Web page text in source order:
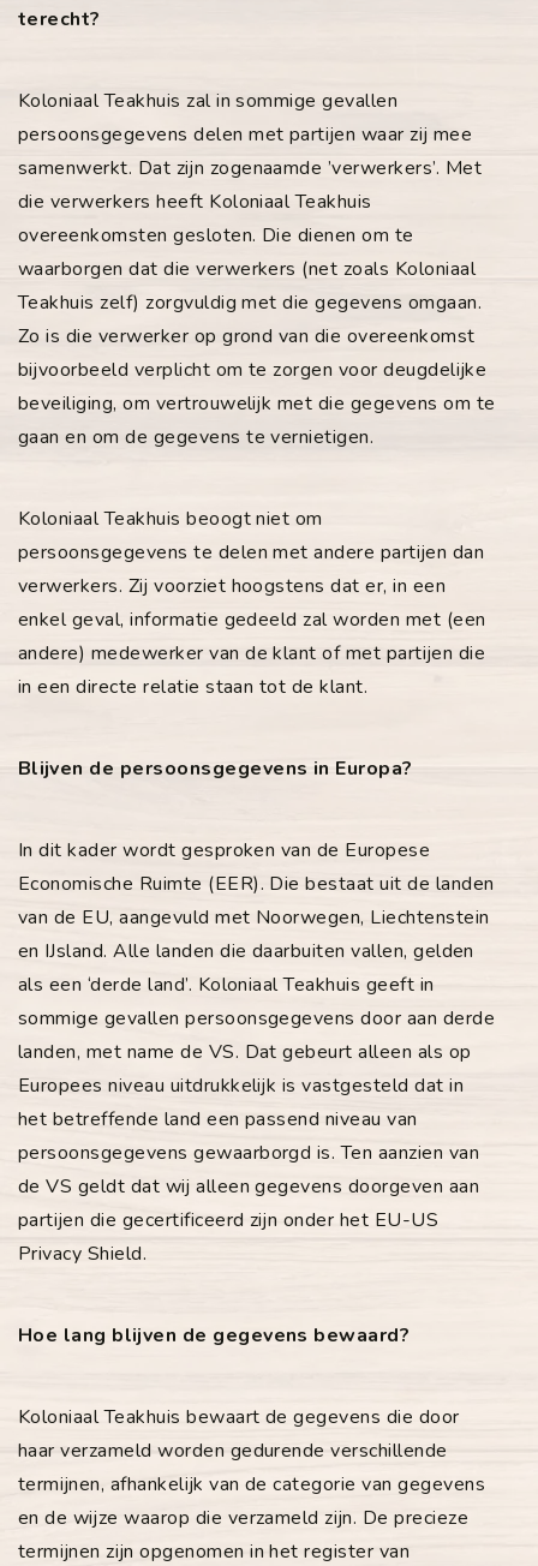
terecht?
Koloniaal Teakhuis zal in sommige gevallen
persoonsgegevens delen met partijen waar zij mee
samenwerkt. Dat zijn zogenaamde ’verwerkers’. Met
die verwerkers heeft Koloniaal Teakhuis
overeenkomsten gesloten. Die dienen om te
waarborgen dat die verwerkers (net zoals Koloniaal
Teakhuis zelf) zorgvuldig met die gegevens omgaan.
Zo is die verwerker op grond van die overeenkomst
bijvoorbeeld verplicht om te zorgen voor deugdelijke
beveiliging, om vertrouwelijk met die gegevens om te
gaan en om de gegevens te vernietigen.
Koloniaal Teakhuis beoogt niet om
persoonsgegevens te delen met andere partijen dan
verwerkers. Zij voorziet hoogstens dat er, in een
enkel geval, informatie gedeeld zal worden met (een
andere) medewerker van de klant of met partijen die
in een directe relatie staan tot de klant.
Blijven de persoonsgegevens in Europa?
In dit kader wordt gesproken van de Europese
Economische Ruimte (EER). Die bestaat uit de landen
van de EU, aangevuld met Noorwegen, Liechtenstein
en IJsland. Alle landen die daarbuiten vallen, gelden
als een ‘derde land’. Koloniaal Teakhuis geeft in
sommige gevallen persoonsgegevens door aan derde
landen, met name de VS. Dat gebeurt alleen als op
Europees niveau uitdrukkelijk is vastgesteld dat in
het betreffende land een passend niveau van
persoonsgegevens gewaarborgd is. Ten aanzien van
de VS geldt dat wij alleen gegevens doorgeven aan
partijen die gecertificeerd zijn onder het EU-US
Privacy Shield.
Hoe lang blijven de gegevens bewaard?
Koloniaal Teakhuis bewaart de gegevens die door
haar verzameld worden gedurende verschillende
termijnen, afhankelijk van de categorie van gegevens
en de wijze waarop die verzameld zijn. De precieze
termijnen zijn opgenomen in het register van